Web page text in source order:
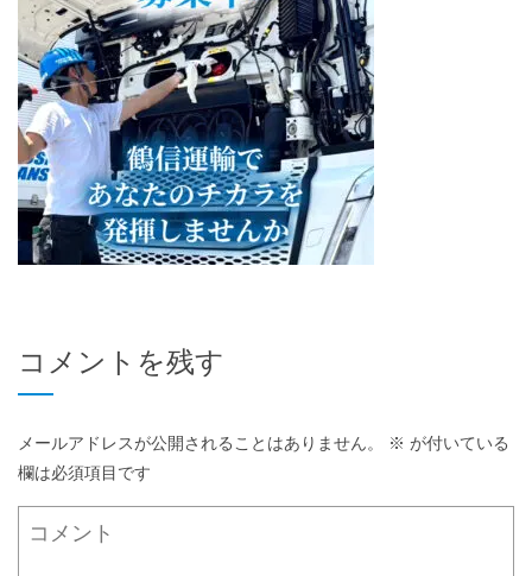
コメントを残す
メールアドレスが公開されることはありません。 ※ が付いている
欄は必須項目です